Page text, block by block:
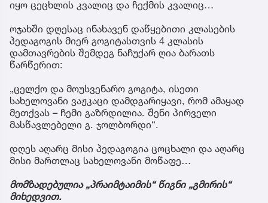
იყო ცეცხლის კვალიც და ჩექმის კვალიც…
ოჯახში დღესაც ინახავენ დაწყებითი კლასების
პედაგოგის მიერ გოგიტასთვის 4 კლასის
დამთავრების შემდეგ ნაჩუქარ ღია ბარათს
წარწერით:
„ცელქო და მოუსვენარო გოგიტა, ისეთი
სახელოვანი ვაჟკაცი დამდგარიყავი, რომ ამაყად
მეთქვას – ჩემი გაზრდილია. შენი პირველი
მასწავლებელი გ. ჯოლბორდი“.
დღეს აღარც მისი პედაგოგია ცოცხალი და აღარც
მისი მართლაც სახელოვანი მოწაფე…
მომზადებულია „პრაიმტაიმის“ წიგნი „გმირის“
მიხედვით.